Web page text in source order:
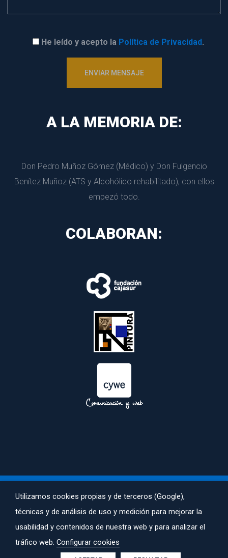
He leído y acepto la Política de Privacidad .
A LA MEMORIA DE:
Don Pedro Muñoz Gómez (Médico) y Don Fulgencio
Benítez Muñoz (ATS y Alcohólico rehabilitado), con ellos
empezó todo.
COLABORAN:
AVISO LEGAL | POLÍTICA DE PRIVACIDAD | POLÍTICA DE COOKIES
ACALI© TODOS LOS DERECHOS RESERVADOS. CREADA POR
COMUNICACIONYWEB.COM
Utilizamos cookies propias y de terceros (Google),
técnicas y de análisis de uso y medición para mejorar la
usabilidad y contenidos de nuestra web y para analizar el
tráfico web. Configurar cookie